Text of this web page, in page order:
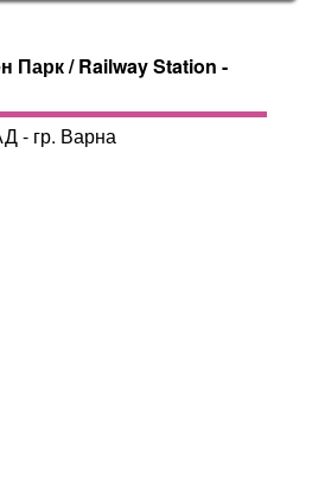
Парк / Railway Station -
- гр. Варна